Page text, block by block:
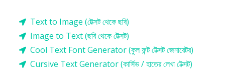
Text to Image (টেক্সট থেকে ছবি)
Image to Text (ছবি থেকে টেক্সট)
Cool Text Font Generator (কুল ফন্ট টেক্সট জেনারেটর)
Cursive Text Generator (কার্সিভ / হাতের লেখা টেক্সট)